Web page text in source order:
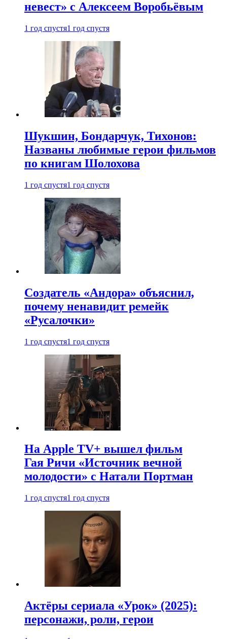
невест» с Алексеем Воробьёвым
1 год спустя1 год спустя
Шукшин, Бондарчук, Тихонов:
Названы любимые герои фильмов
по книгам Шолохова
1 год спустя1 год спустя
Создатель «Андора» объяснил,
почему ненавидит ремейк
«Русалочки»
1 год спустя1 год спустя
На Apple TV+ вышел фильм
Гая Ричи «Источник вечной
молодости» с Натали Портман
1 год спустя1 год спустя
Актёры сериала «Урок» (2025):
персонажи, роли, герои